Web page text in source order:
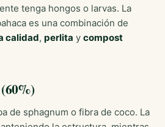
tenga hongos o larvas. La
es una combinación de
calidad, perlita y compost
de sphagnum o fibra de coco. La